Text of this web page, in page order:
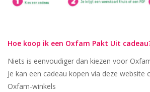
Hoe koop ik een Oxfam Pakt Uit
Niets is eenvoudiger dan kiezen voor
Je kan een cadeau kopen via deze website
Oxfam-winkels